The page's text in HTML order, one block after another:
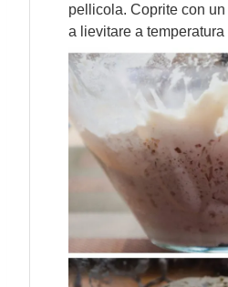
pellicola. Coprite con
a lievitare a temperatura